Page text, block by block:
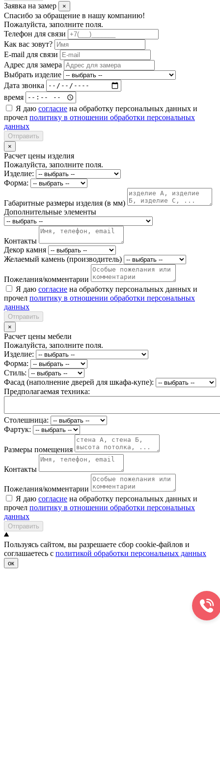
Заявка на замер ×
Спасибо за обращение в нашу компанию!
Пожалуйста, заполните поля.
Телефон для связи
Как вас зовут?
E-mail для связи
Адрес для замера
Выбрать изделие
Дата звонка
время
Я даю согласие на обработку персональных данных и
прочел политику в отношении обработки персональных
данных
Отправить
×
Расчет цены изделия
Пожалуйста, заполните поля.
Изделие:
Форма:
Габаритные размеры изделия (в мм)
Дополнительные элементы
Контакты
Декор камня
Желаемый камень (производитель)
Пожелания/комментарии
Я даю согласие на обработку персональных данных и
прочел политику в отношении обработки персональных
данных
Отправить
×
Расчет цены мебели
Пожалуйста, заполните поля.
Изделие:
Форма:
Стиль:
Фасад (наполнение дверей для шкафа-купе):
Предполагаемая техника:
Столешница:
Фартук:
Размеры помещения
Контакты
Пожелания/комментарии
Я даю согласие на обработку персональных данных и
прочел политику в отношении обработки персональных
данных
Отправить
Пользуясь сайтом, вы разрешаете сбор cookie-файлов и
соглашаетесь с политикой обработки персональных данных
ок